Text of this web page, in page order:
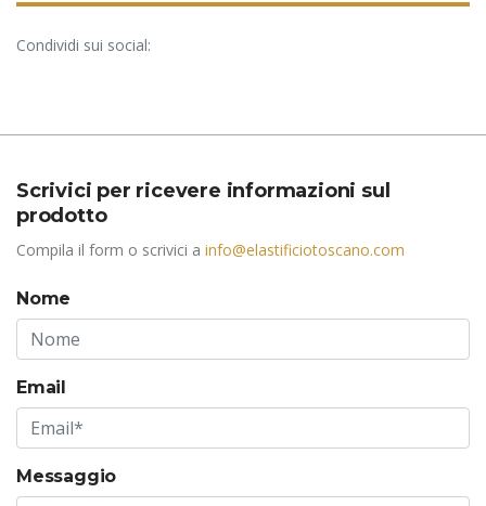
Condividi sui social:
Scrivici per ricevere informazioni sul
prodotto
Compila il form o scrivici a info@elastificiotoscano.com
Nome
Email
Messaggio